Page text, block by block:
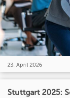
23. April 2026
Stuttgart 2025: